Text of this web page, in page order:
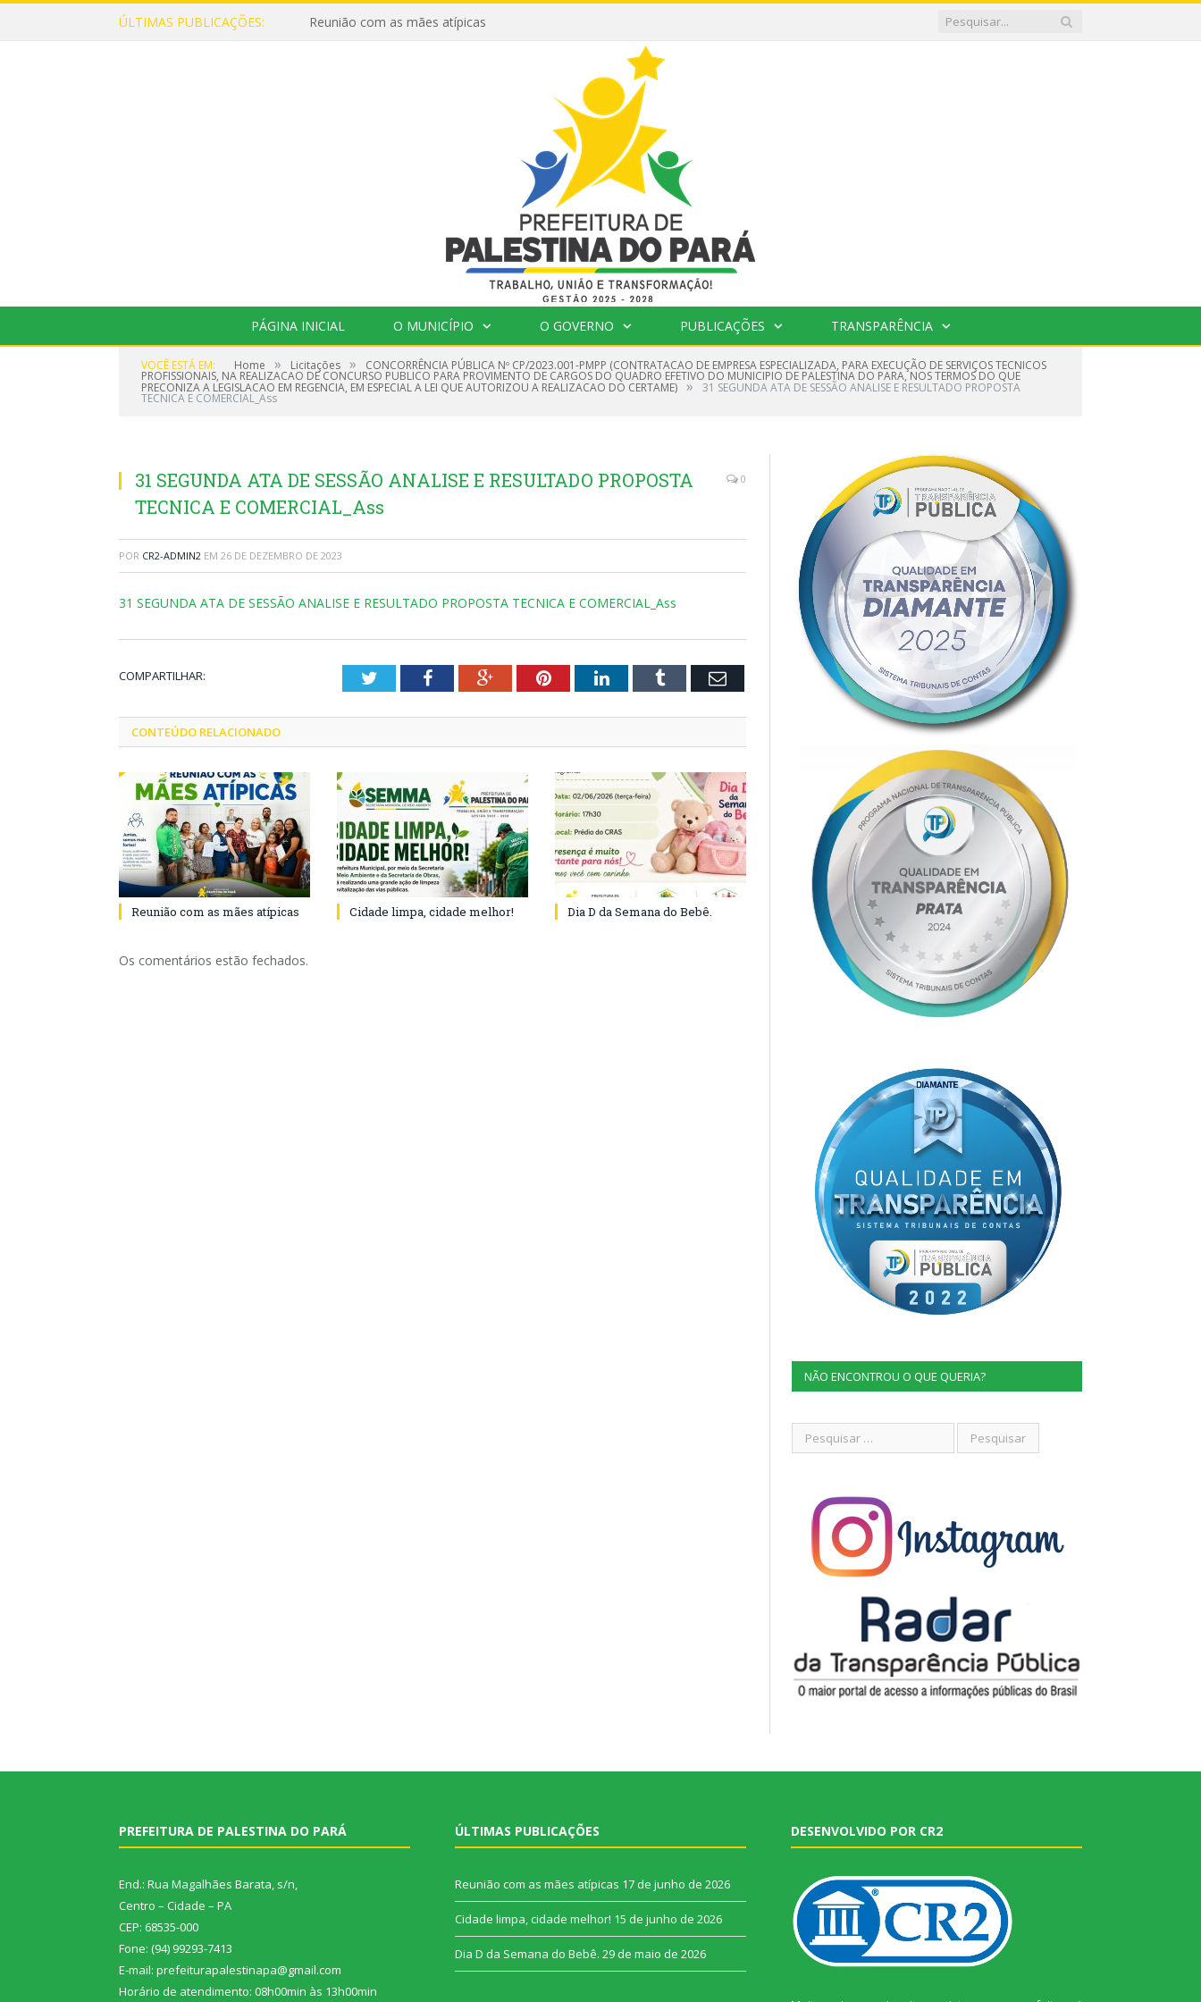
ÚLTIMAS PUBLICAÇÕES: Reunião com as mães atípicas
PÁGINA INICIAL O MUNICÍPIO O GOVERNO PUBLICAÇÕES TRANSPARÊNCIA
VOCÊ ESTÁ EM: Home » Licitações » CONCORRÊNCIA PÚBLICA Nº CP/2023.001-PMPP (CONTRATACAO DE EMPRESA ESPECIALIZADA, PARA EXECUÇÃO DE SERVIÇOS TECNICOS
PROFISSIONAIS, NA REALIZACAO DE CONCURSO PUBLICO PARA PROVIMENTO DE CARGOS DO QUADRO EFETIVO DO MUNICIPIO DE PALESTINA DO PARA, NOS TERMOS DO QUE
PRECONIZA A LEGISLACAO EM REGENCIA, EM ESPECIAL A LEI QUE AUTORIZOU A REALIZACAO DO CERTAME) » 31 SEGUNDA ATA DE SESSÃO ANALISE E RESULTADO PROPOSTA
TECNICA E COMERCIAL_Ass
31 SEGUNDA ATA DE SESSÃO ANALISE E RESULTADO PROPOSTA
TECNICA E COMERCIAL_Ass
0
POR CR2-ADMIN2 EM 26 DE DEZEMBRO DE 2023
31 SEGUNDA ATA DE SESSÃO ANALISE E RESULTADO PROPOSTA TECNICA E COMERCIAL_Ass
COMPARTILHAR: TwitterFacebookGoogle+PinterestLinkedInTumblr Email
CONTEÚDO RELACIONADO
Reunião com as mães atípicas Cidade limpa, cidade melhor! Dia D da Semana do Bebê.
Os comentários estão fechados.
NÃO ENCONTROU O QUE QUERIA?
PREFEITURA DE PALESTINA DO PARÁ
End.: Rua Magalhães Barata, s/n,
Centro – Cidade – PA
CEP: 68535-000
Fone: (94) 99293-7413
E-mail: prefeiturapalestinapa@gmail.com
Horário de atendimento: 08h00min às 13h00min
ÚLTIMAS PUBLICAÇÕES
Reunião com as mães atípicas 17 de junho de 2026
Cidade limpa, cidade melhor! 15 de junho de 2026
Dia D da Semana do Bebê. 29 de maio de 2026
DESENVOLVIDO POR CR2